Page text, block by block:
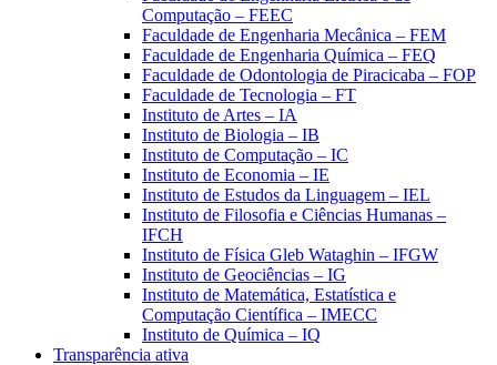
Computação – FEEC
Faculdade de Engenharia Mecânica – FEM
Faculdade de Engenharia Química – FEQ
Faculdade de Odontologia de Piracicaba – FOP
Faculdade de Tecnologia – FT
Instituto de Artes – IA
Instituto de Biologia – IB
Instituto de Computação – IC
Instituto de Economia – IE
Instituto de Estudos da Linguagem – IEL
Instituto de Filosofia e Ciências Humanas –
IFCH
Instituto de Física Gleb Wataghin – IFGW
Instituto de Geociências – IG
Instituto de Matemática, Estatística e
Computação Científica – IMECC
Instituto de Química – IQ
Transparência ativa